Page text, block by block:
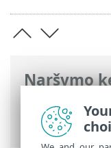
Naršymo
ESET
Pradžia